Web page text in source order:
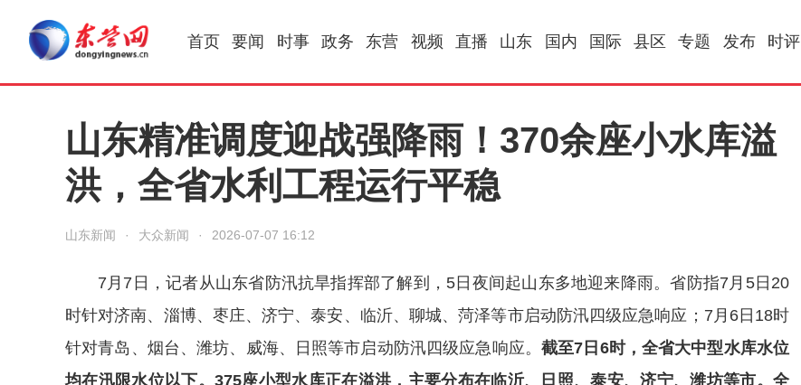
首页 要闻 时事 政务 东营 视频 直播 山东 国内 国际 县区 专题 发布 时评
山东精准调度迎战强降雨！370余座小水库溢
洪，全省水利工程运行平稳
山东新闻 · 大众新闻 · 2026-07-07 16:12
7月7日，记者从山东省防汛抗旱指挥部了解到，5日夜间起山东多地迎来降雨。省防指7月5日20
时针对济南、淄博、枣庄、济宁、泰安、临沂、聊城、菏泽等市启动防汛四级应急响应；7月6日18时
针对青岛、烟台、潍坊、威海、日照等市启动防汛四级应急响应。 截至7日6时，全省大中型水库水位
均在汛限水位以下。375座小型水库正在溢洪，主要分布在临沂、日照、泰安、济宁、潍坊等市。全